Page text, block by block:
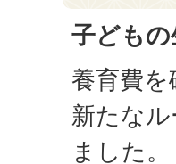
子ども
養育費
新たな
ました。